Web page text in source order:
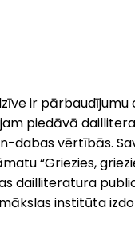
ir
piedāvā
vērtībās.
“Griezies,
dailliteratura
institūta